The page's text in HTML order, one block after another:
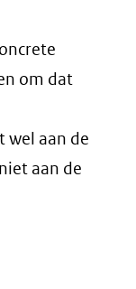
om dat
wel aan de
aan de